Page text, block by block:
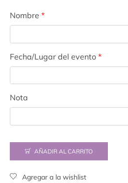
Nombre *
Fecha/Lugar del evento *
Nota
AÑADIR AL CARRITO
Agregar a la wishlist